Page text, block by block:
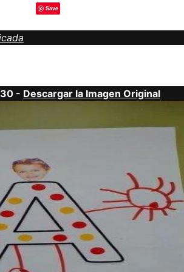
Save
- Descargar la Imagen Original